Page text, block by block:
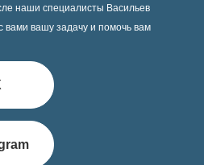
наши специалисты Васильев
вами вашу задачу и помочь вам